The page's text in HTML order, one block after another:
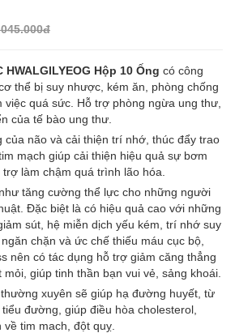
Hộp 10 Ống có công
thể bị suy nhược, kém ăn, phòng chống
việc quá sức. Hỗ trợ phòng ngừa ung thư,
của tế bào ung thư.
của não và cải thiện trí nhớ, thúc đẩy trao
mạch giúp cải thiện hiệu quả sự bơm
làm chậm quá trình lão hóa.
tăng cường thể lực cho những người
Đặc biệt là có hiệu quả cao với những
sút, hệ miễn dịch yếu kém, trí nhớ suy
chặn và ức chế thiếu máu cục bộ,
nên có tác dụng hỗ trợ giảm căng thẳng
giúp tinh thần bạn vui vẻ, sảng khoái.
xuyên sẽ giúp hạ đường huyết, từ
đường, giúp điều hòa cholesterol,
tim mach, đột quỵ.